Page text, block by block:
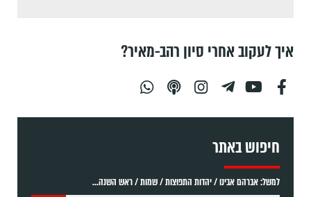
איך לעקוב אחרי סיון רהב-מאיר?
חיפוש באתר
למשל: אברהם אבינו / יהדות התפוצות / שמות / ראש השנה...